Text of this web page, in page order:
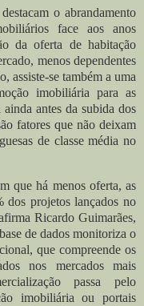
o abrandamento
face aos anos
da oferta de habitação
menos dependentes
assiste-se também a uma
imobiliária para as
antes da subida dos
fatores que não deixam
de classe média no
que há menos oferta, as
dos projetos lançados no
Ricardo Guimarães,
de dados monitoriza o
que compreende os
nos mercados mais
passa pelo
imobiliária ou portais